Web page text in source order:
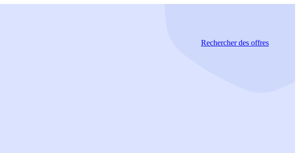
Rechercherdes offres